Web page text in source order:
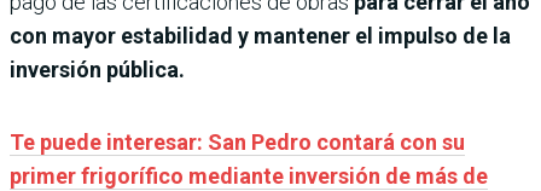
con mayor estabilidad y mantener el impulso de la
inversión pública.
Te puede interesar: San Pedro contará con su
primer frigorífico mediante inversión de más de